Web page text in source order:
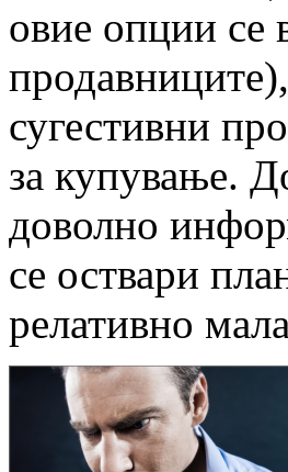
овие опции се
сугестивни
за купување.
доволно
се оствари
релативно